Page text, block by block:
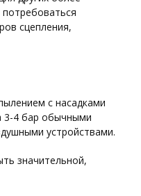
сцепления,
с насадками
3-4 бар обычными
устройствами.
значительной,